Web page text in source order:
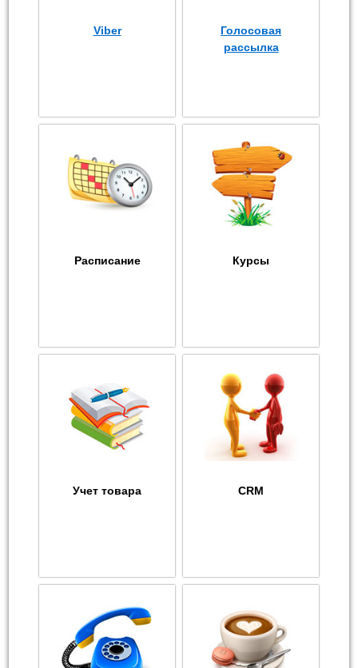
Viber
Голосовая
рассылка
Расписание Курсы
Учет товара CRM